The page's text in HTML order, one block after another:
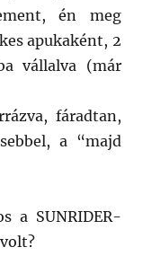
én meg
apukaként, 2
vállalva (már
fáradtan,
a “majd
a SUNRIDER-